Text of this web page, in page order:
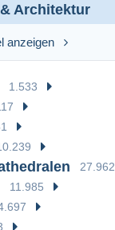
Architektur
anzeigen
1.533
27.962
11.985